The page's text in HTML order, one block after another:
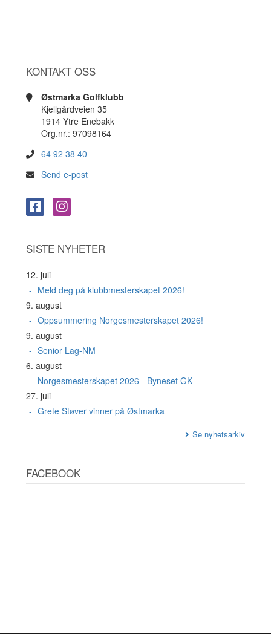
KONTAKT OSS
Østmarka Golfklubb
Kjellgårdveien 35
1914 Ytre Enebakk
Org.nr.: 97098164
64 92 38 40
Send e-post
SISTE NYHETER
12. juli
Meld deg på klubbmesterskapet 2026!
9. august
Oppsummering Norgesmesterskapet 2026!
9. august
Senior Lag-NM
6. august
Norgesmesterskapet 2026 - Byneset GK
27. juli
Grete Støver vinner på Østmarka
Se nyhetsarkiv
FACEBOOK